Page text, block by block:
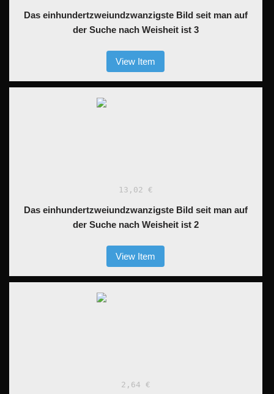
Das einhundertzweiundzwanzigste Bild seit man auf
der Suche nach Weisheit ist 3
View Item
13,02 €
Das einhundertzweiundzwanzigste Bild seit man auf
der Suche nach Weisheit ist 2
View Item
2,64 €